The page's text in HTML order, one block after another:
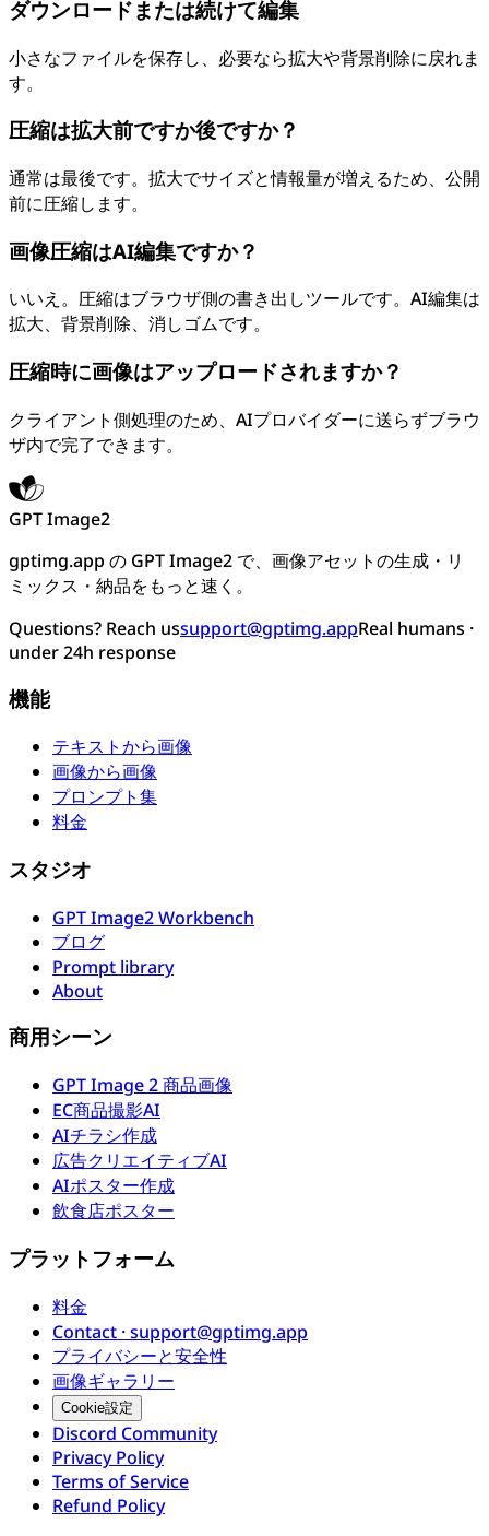
ダウンロードまたは続けて編集
小さなファイルを保存し、必要なら拡大や背景削除に戻れま
す。
圧縮は拡大前ですか後ですか？
通常は最後です。拡大でサイズと情報量が増えるため、公開
前に圧縮します。
画像圧縮はAI編集ですか？
いいえ。圧縮はブラウザ側の書き出しツールです。AI編集は
拡大、背景削除、消しゴムです。
圧縮時に画像はアップロードされますか？
クライアント側処理のため、AIプロバイダーに送らずブラウ
ザ内で完了できます。
GPT Image2
gptimg.app の GPT Image2 で、画像アセットの生成・リ
ミックス・納品をもっと速く。
Questions? Reach ussupport@gptimg.appReal humans ·
under 24h response
機能
テキストから画像
画像から画像
プロンプト集
料金
スタジオ
GPT Image2 Workbench
ブログ
Prompt library
About
商用シーン
GPT Image 2 商品画像
EC商品撮影AI
AIチラシ作成
広告クリエイティブAI
AIポスター作成
飲食店ポスター
プラットフォーム
料金
Contact · support@gptimg.app
プライバシーと安全性
画像ギャラリー
Cookie設定
Discord Community
Privacy Policy
Terms of Service
Refund Policy